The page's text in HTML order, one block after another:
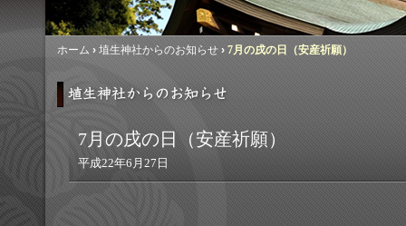
ホーム › 埴生神社からのお知らせ › 7月の戌の日（安産祈願）
7月の戌の日（安産祈願）
平成22年6月27日